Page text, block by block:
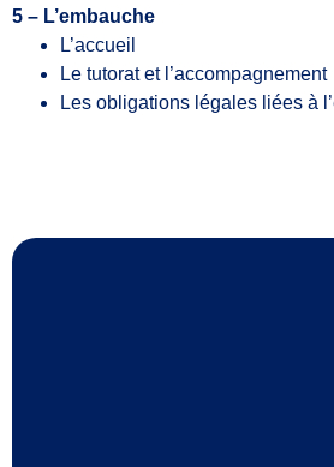
5 – L’embauche
L’accueil
Le tutorat et l’accompagnement
Les obligations légales liées à